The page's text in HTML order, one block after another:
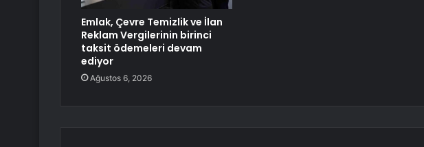
Emlak, Çevre Temizlik ve İlan
Reklam Vergilerinin birinci
taksit ödemeleri devam
ediyor
Ağustos 6, 2026